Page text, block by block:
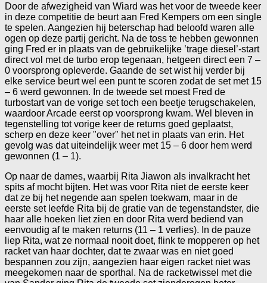
Door de afwezigheid van Wiard was het voor de tweede keer
in deze competitie de beurt aan Fred Kempers om een single
te spelen. Aangezien hij beterschap had beloofd waren alle
ogen op deze partij gericht. Na de toss te hebben gewonnen
ging Fred er in plaats van de gebruikelijke ’trage diesel’-start
direct vol met de turbo erop tegenaan, hetgeen direct een 7 –
0 voorsprong opleverde. Gaande de set wist hij verder bij
elke service beurt wel een punt te scoren zodat de set met 15
– 6 werd gewonnen. In de tweede set moest Fred de
turbostart van de vorige set toch een beetje terugschakelen,
waardoor Arcade eerst op voorsprong kwam. Wel bleven in
tegenstelling tot vorige keer de returns goed geplaatst,
scherp en deze keer "over" het net in plaats van erin. Het
gevolg was dat uiteindelijk weer met 15 – 6 door hem werd
gewonnen (1 – 1).
Op naar de dames, waarbij Rita Jiawon als invalkracht het
spits af mocht bijten. Het was voor Rita niet de eerste keer
dat ze bij het negende aan spelen toekwam, maar in de
eerste set leefde Rita bij de gratie van de tegenstandster, die
haar alle hoeken liet zien en door Rita werd bediend van
eenvoudig af te maken returns (11 – 1 verlies). In de pauze
liep Rita, wat ze normaal nooit doet, flink te mopperen op het
racket van haar dochter, dat te zwaar was en niet goed
bespannen zou zijn, aangezien haar eigen racket niet was
meegekomen naar de sporthal. Na de racketwissel met die